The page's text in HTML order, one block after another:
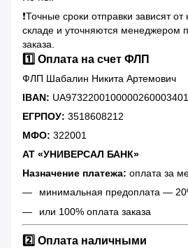
❗️Точные сроки отправки зависят
складе и уточняются менеджером
заказа.
1️⃣ Оплата на счет ФЛП
ФЛП Шабалин Никита Артемович
IBAN:
ЕГРПОУ: 3518608212
МФО: 322001
АТ «УНИВЕРСАЛ БАНК»
Назначение платежа: оплата за
минимальная предоплата —
или 100% оплата заказа
2️⃣ Оплата наличными